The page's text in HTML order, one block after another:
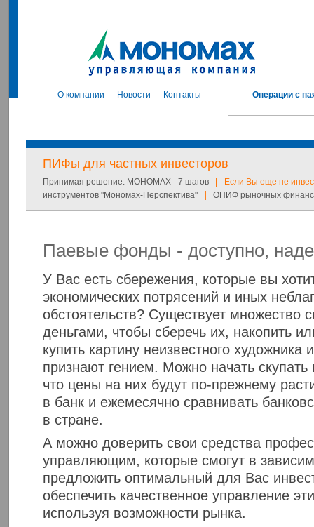
О компании Новости Контакты Операции с
ПИФы для частных инвесторов
Принимая решение: МОНОМАХ - 7 шагов |
Если Вы еще не
инструментов "Мономах-Перспектива"
| ОПИФ рыночных
Паевые фонды - доступно,
У Вас есть сбережения, которые вы
экономических потрясений и иных
обстоятельств? Существует множество
деньгами, чтобы сберечь их, накопить
купить картину неизвестного художника
признают гением. Можно начать скупать
что цены на них будут по-прежнему
в банк и ежемесячно сравнивать
в стране.
А можно доверить свои средства
управляющим, которые смогут в
предложить оптимальный для Вас
обеспечить качественное управление
используя возможности рынка.